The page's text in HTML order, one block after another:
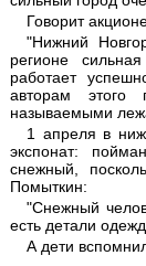
Говорит
"Нижний
регионе
работает
авторам этого
называемыми
1 апреля в
экспонат:
снежный,
Помыткин:
"Снежный
есть детали
А дети